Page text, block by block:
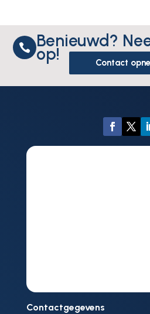
 Benieuwd?
op! Contact
Contactgegevens